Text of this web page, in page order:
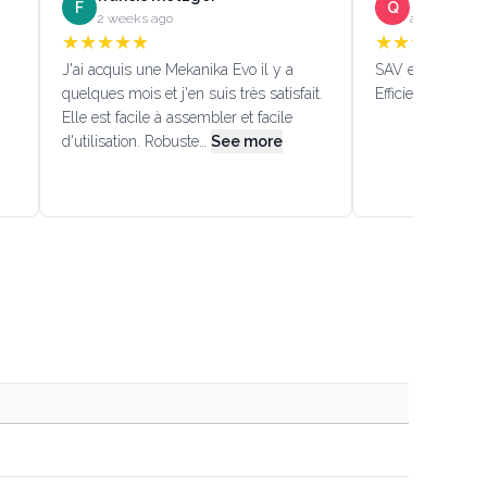
F
2 weeks ago
★★★★★
J'ai acquis une Mekanika Evo il y a
quelques mois et j'en suis très satisfait.
Elle est facile à assembler et facile
d'utilisation. Robuste…
See more
Q
a month ago
★★★
SAV efficace!!!
Efficient